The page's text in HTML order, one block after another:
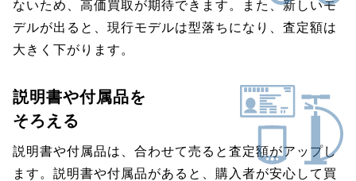
ないため、高価買取が期待できます。また、新しいモ
デルが出ると、現行モデルは型落ちになり、査定額は
大きく下がります。
説明書や付属品を
そろえる
説明書や付属品は、合わせて売ると査定額がアップし
ます。説明書や付属品があると、購入者が安心して買